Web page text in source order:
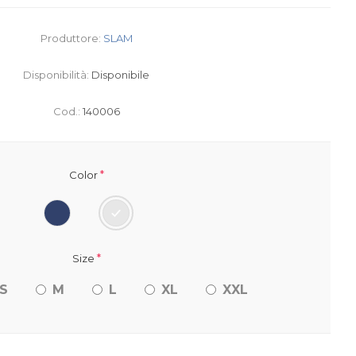
Produttore: SLAM
Disponibilità: Disponibile
Cod.: 140006
Color*
Size *
S M L XL XXL